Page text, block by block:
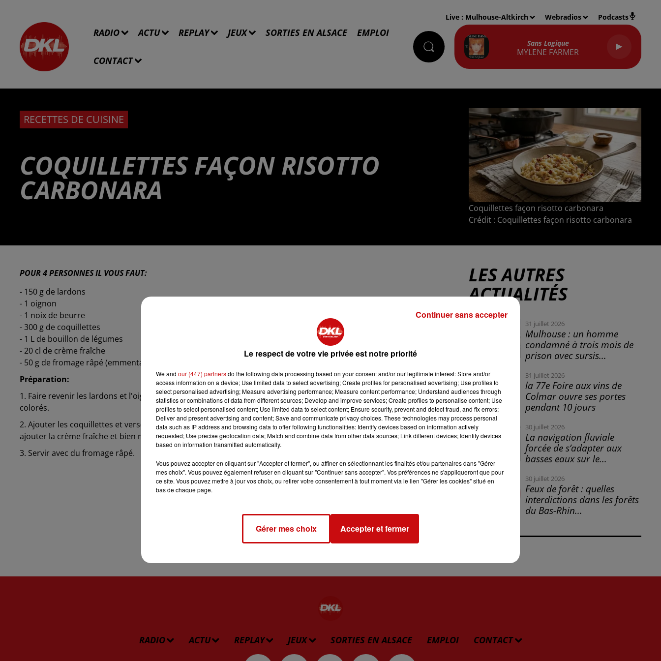
RADIO ACTU REPLAY JEUX SORTIES EN ALSACE EMPLOI
CONTACT
Live : Mulhouse-Altkirch Webradios Podcasts
Sans Logique
MYLENE FARMER
RECETTES DE CUISINE
COQUILLETTES FAÇON RISOTTO
CARBONARA
Coquillettes façon risotto carbonara
Crédit : Coquillettes façon risotto carbonara
POUR 4 PERSONNES IL VOUS FAUT:
- 150 g de lardons
- 1 oignon
- 1 noix de beurre
- 300 g de coquillettes
- 1 L de bouillon de légumes
- 20 cl de crème fraîche
- 50 g de fromage râpé (emmental ou parmesan)
Préparation:
1. Faire revenir les lardons et l'oignon émincé dans une sauteuse avec du beurre jusqu'à ce qu'ils soient bien
colorés.
2. Ajouter les coquillettes et verser le bouillon chaud louche par louche. Quand les coquillettes sont bien cuites,
ajouter la crème fraîche et bien mélanger.
3. Servir avec du fromage râpé.
LES AUTRES
ACTUALITÉS
31 juillet 2026
Mulhouse : un homme
condamné à trois mois de
prison avec sursis...
31 juillet 2026
la 77e Foire aux vins de
Colmar ouvre ses portes
pendant 10 jours
30 juillet 2026
La navigation fluviale
forcée de s’adapter aux
basses eaux sur le...
30 juillet 2026
Feux de forêt : quelles
interdictions dans les forêts
du Bas-Rhin...
RADIO ACTU REPLAY JEUX SORTIES EN ALSACE EMPLOI CONTACT
Le respect de votre vie privée est notre priorité
We and our (447) partnersdo the following data processing based on your consent and/or our legitimate interest: Store and/or
access information on a device; Use limited data to select advertising; Create profiles for personalised advertising; Use profiles to
select personalised advertising; Measure advertising performance; Measure content performance; Understand audiences through
statistics or combinations of data from different sources; Develop and improve services; Create profiles to personalise content; Use
profiles to select personalised content; Use limited data to select content; Ensure security, prevent and detect fraud, and fix errors;
Deliver and present advertising and content; Save and communicate privacy choices. These technologies may process personal
data such as IP address and browsing data to offer following functionalities: Identify devices based on information actively
requested; Use precise geolocation data; Match and combine data from other data sources; Link different devices; Identify devices
based on information transmitted automatically.
Vous pouvez accepter en cliquant sur "Accepter et fermer", ou affiner en sélectionnant les finalités et/ou partenaires dans "Gérer
mes choix". Vous pouvez également refuser en cliquant sur "Continuer sans accepter". Vos préférences ne s'appliqueront que pour
ce site. Vous pouvez mettre à jour vos choix, ou retirer votre consentement à tout moment via le lien "Gérer les cookies" situé en
bas de chaque page.
Gérer mes choix Accepter et fermer
Continuer sans accepter